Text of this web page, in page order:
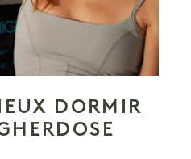
DORMIR